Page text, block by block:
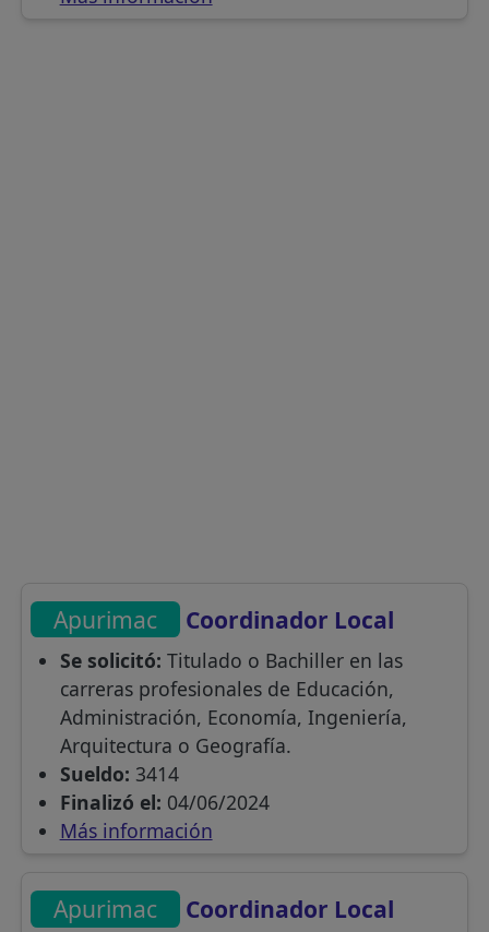
Apurimac Coordinador Local
Se solicitó: Titulado o Bachiller en las
carreras profesionales de Educación,
Administración, Economía, Ingeniería,
Arquitectura o Geografía.
Sueldo: 3414
Finalizó el: 04/06/2024
Más información
Apurimac Coordinador Local